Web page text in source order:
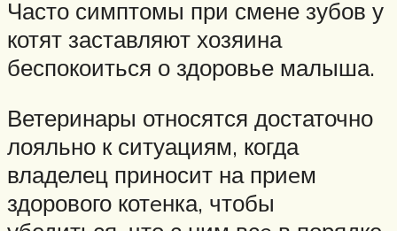
Часто симптомы при смене зубов у
котят заставляют хозяина
беспокоиться о здоровье малыша.
Ветеринары относятся достаточно
лояльно к ситуациям, когда
владелец приносит на приeм
здорового котeнка, чтобы